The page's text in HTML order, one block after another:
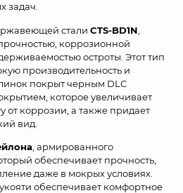
задач.
стали CTS-BD1N
коррозионной
остроты. Этот тип
производительность и
покрыт черным DLC
которое увеличивает
от коррозии, а также придает
вид.
, армированного
обеспечивает прочность,
даже в мокрых условиях.
обеспечивает комфортное